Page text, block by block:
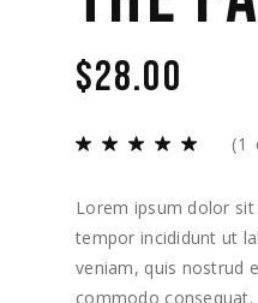
$28.00
(1
Lorem ipsum dolor
tempor incididunt ut
veniam, quis nostrud
commodo consequat.